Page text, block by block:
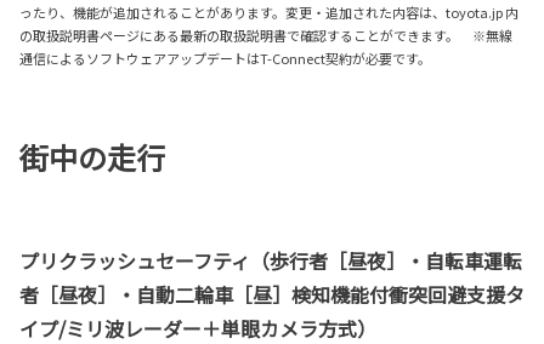
ったり、機能が追加されることがあります。変更・追加された内容は、toyota.jp 内
の取扱説明書ページにある最新の取扱説明書で確認することができます。 ※無線
通信によるソフトウェアアップデートはT-Connect契約が必要です。
街中の走行
プリクラッシュセーフティ（歩行者［昼夜］・自転車運転
者［昼夜］・自動二輪車［昼］検知機能付衝突回避支援タ
イプ/ミリ波レーダー＋単眼カメラ方式）